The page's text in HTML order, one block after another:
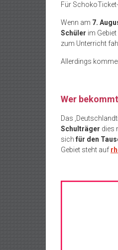
Für
Wenn am 7.
Schüler im Gebiet
zum Unterricht
Allerdings
Wer
Das
Schulträger dies
sich für den
Gebiet steht auf